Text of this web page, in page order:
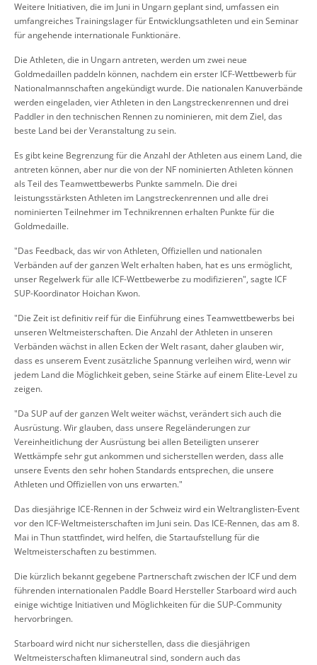
Weitere Initiativen, die im Juni in Ungarn geplant sind, umfassen ein
umfangreiches Trainingslager für Entwicklungsathleten und ein Seminar
für angehende internationale Funktionäre.
Die Athleten, die in Ungarn antreten, werden um zwei neue
Goldmedaillen paddeln können, nachdem ein erster ICF-Wettbewerb für
Nationalmannschaften angekündigt wurde. Die nationalen Kanuverbände
werden eingeladen, vier Athleten in den Langstreckenrennen und drei
Paddler in den technischen Rennen zu nominieren, mit dem Ziel, das
beste Land bei der Veranstaltung zu sein.
Es gibt keine Begrenzung für die Anzahl der Athleten aus einem Land, die
antreten können, aber nur die von der NF nominierten Athleten können
als Teil des Teamwettbewerbs Punkte sammeln. Die drei
leistungsstärksten Athleten im Langstreckenrennen und alle drei
nominierten Teilnehmer im Technikrennen erhalten Punkte für die
Goldmedaille.
"Das Feedback, das wir von Athleten, Offiziellen und nationalen
Verbänden auf der ganzen Welt erhalten haben, hat es uns ermöglicht,
unser Regelwerk für alle ICF-Wettbewerbe zu modifizieren", sagte ICF
SUP-Koordinator Hoichan Kwon.
"Die Zeit ist definitiv reif für die Einführung eines Teamwettbewerbs bei
unseren Weltmeisterschaften. Die Anzahl der Athleten in unseren
Verbänden wächst in allen Ecken der Welt rasant, daher glauben wir,
dass es unserem Event zusätzliche Spannung verleihen wird, wenn wir
jedem Land die Möglichkeit geben, seine Stärke auf einem Elite-Level zu
zeigen.
"Da SUP auf der ganzen Welt weiter wächst, verändert sich auch die
Ausrüstung. Wir glauben, dass unsere Regeländerungen zur
Vereinheitlichung der Ausrüstung bei allen Beteiligten unserer
Wettkämpfe sehr gut ankommen und sicherstellen werden, dass alle
unsere Events den sehr hohen Standards entsprechen, die unsere
Athleten und Offiziellen von uns erwarten."
Das diesjährige ICE-Rennen in der Schweiz wird ein Weltranglisten-Event
vor den ICF-Weltmeisterschaften im Juni sein. Das ICE-Rennen, das am 8.
Mai in Thun stattfindet, wird helfen, die Startaufstellung für die
Weltmeisterschaften zu bestimmen.
Die kürzlich bekannt gegebene Partnerschaft zwischen der ICF und dem
führenden internationalen Paddle Board Hersteller Starboard wird auch
einige wichtige Initiativen und Möglichkeiten für die SUP-Community
hervorbringen.
Starboard wird nicht nur sicherstellen, dass die diesjährigen
Weltmeisterschaften klimaneutral sind, sondern auch das